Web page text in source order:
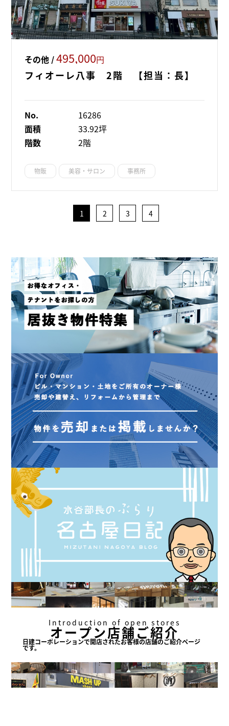
その他 /495,000円
フィオーレ八事 2階 【担当：長】
No.
16286
面積
33.92坪
階数
2階
物販 美容・サロン 事務所
1 2 3 4
Introduction of open stores
オープン店舗ご紹介
日建コーポレーションで開店されたお客様の店舗のご紹介ページ
です。